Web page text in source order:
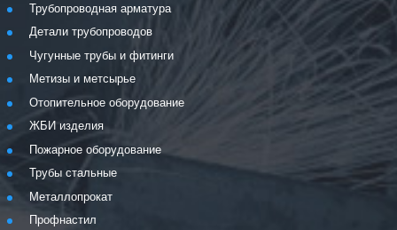
Трубопроводная арматура
Детали трубопроводов
Чугунные трубы и фитинги
Метизы и метсырье
Отопительное оборудование
ЖБИ изделия
Пожарное оборудование
Трубы стальные
Металлопрокат
Профнастил